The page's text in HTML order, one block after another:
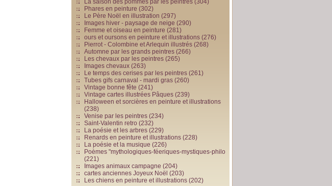
La saison des pommes par les peintres (304)
Phares en peinture (302)
Le Père Noël en illustration (297)
Images hiver - paysage de neige (290)
Femme et oiseau en peinture (281)
ours et oursons en peinture et illustrations (276)
Pierrot - Colombine et Arlequin illustrés (268)
Automne par les grands peintres (266)
Les chevaux par les peintres (265)
Images chevaux (263)
Le temps des cerises par les peintres (261)
Tubes gifs carnaval - mardi gras (260)
Vintage bonne fête (241)
Vintage cartes illustrées Pâques (239)
Halloween et sorcières en peinture et illustrations
(238)
Venise par les peintres (234)
Saint-Valentin retro (232)
La poésie et les arbres (229)
Renards en peinture et illustrations (228)
La poésie et la musique (226)
Poèmes "mythologiques-féeriques-mystiques-philo
(221)
Images animaux campagne (204)
cartes anciennes Joyeux Noël (203)
Les chiens en peinture et illustrations (202)